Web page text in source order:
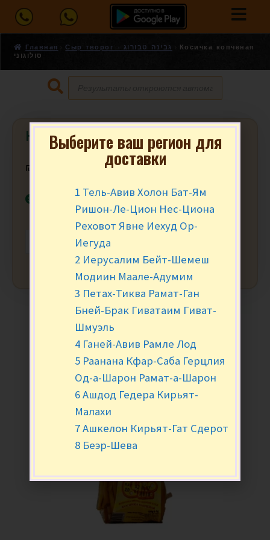
Главная Сыр творог - גבינה טבורוג
Косичка копченая
סולוגוני
Косичка копченая סולוגוני
₪ за уп.
В наличии
+
Выберите ваш регион для
доставки
1 Тель-Авив Холон Бат-Ям
Ришон-Ле-Цион Нес-Циона
Реховот Явне Иехуд Ор-
Иегуда
2 Иерусалим Бейт-Шемеш
Модиин Маале-Адумим
3 Петах-Тиква Рамат-Ган
Бней-Брак Гиватаим Гиват-
Шмуэль
4 Ганей-Авив Рамле Лод
5 Раанана Кфар-Саба Герцлия
Од-а-Шарон Рамат-а-Шарон
6 Ашдод Гедера Кирьят-
Малахи
7 Ашкелон Кирьят-Гат Сдерот
8 Беэр-Шева